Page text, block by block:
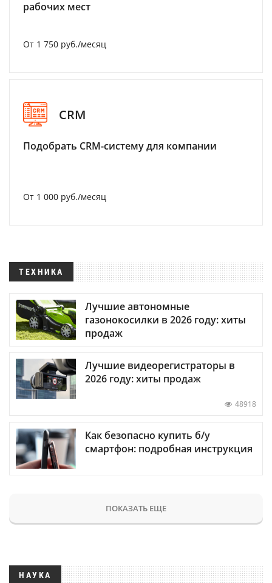
рабочих мест
От 1 750 руб./месяц
CRM
Подобрать CRM-систему для компании
От 1 000 руб./месяц
ТЕХНИКА
Лучшие автономные
газонокосилки в 2026 году: хиты
продаж
Лучшие видеорегистраторы в
2026 году: хиты продаж
48918
Как безопасно купить б/у
смартфон: подробная инструкция
ПОКАЗАТЬ ЕЩЕ
НАУКА